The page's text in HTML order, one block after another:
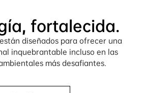
fortalecida.
diseñados para ofrecer una
inquebrantable incluso en las
más desafiantes.